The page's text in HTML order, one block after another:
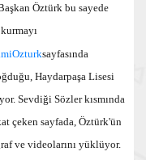
Öztürk bu sayede
sayfasında
Haydarpaşa Lisesi
Sevdiği Sözler kısmında
çeken sayfada, Öztürk'ün
ve videolarını yüklüyor.